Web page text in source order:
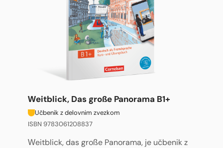
Weitblick, Das große Panorama B1+
Učbenik z delovnim zvezkom
ISBN 9783061208837
Weitblick, das große Panorama, je učbenik z